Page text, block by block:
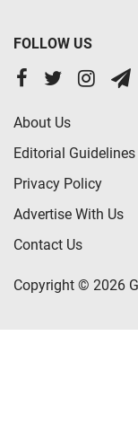
FOLLOW US
About Us
Editorial Guidelines
Privacy Policy
Advertise With Us
Contact Us
Copyright © 2026